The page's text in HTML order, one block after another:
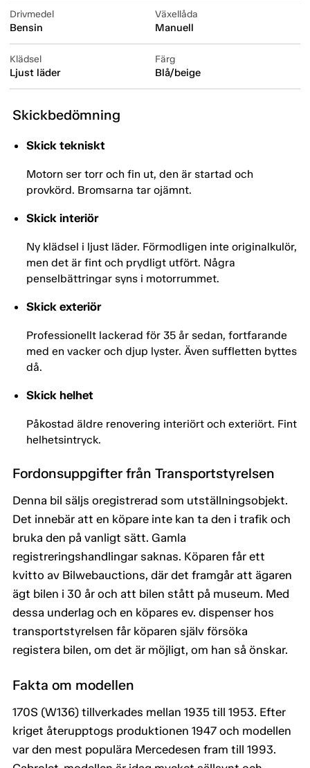
Drivmedel
Bensin
Växellåda
Manuell
Klädsel
Ljust läder
Färg
Blå/beige
Skickbedömning
Skick tekniskt
Motorn ser torr och fin ut, den är startad och
provkörd. Bromsarna tar ojämnt.
Skick interiör
Ny klädsel i ljust läder. Förmodligen inte originalkulör,
men det är fint och prydligt utfört. Några
penselbättringar syns i motorrummet.
Skick exteriör
Professionellt lackerad för 35 år sedan, fortfarande
med en vacker och djup lyster. Även suffletten byttes
då.
Skick helhet
Påkostad äldre renovering interiört och exteriört. Fint
helhetsintryck.
Fordonsuppgifter från Transportstyrelsen
Denna bil säljs oregistrerad som utställningsobjekt.
Det innebär att en köpare inte kan ta den i trafik och
bruka den på vanligt sätt. Gamla
registreringshandlingar saknas. Köparen får ett
kvitto av Bilwebauctions, där det framgår att ägaren
ägt bilen i 30 år och att bilen stått på museum. Med
dessa underlag och en köpares ev. dispenser hos
transportstyrelsen får köparen själv försöka
registera bilen, om det är möjligt, om han så önskar.
Fakta om modellen
170S (W136) tillverkades mellan 1935 till 1953. Efter
kriget återupptogs produktionen 1947 och modellen
var den mest populära Mercedesen fram till 1993.